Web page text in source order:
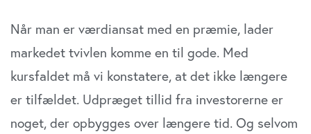
Når man er værdiansat med en præmie, lader
markedet tvivlen komme en til gode. Med
kursfaldet må vi konstatere, at det ikke længere
er tilfældet. Udpræget tillid fra investorerne er
noget, der opbygges over længere tid. Og selvom